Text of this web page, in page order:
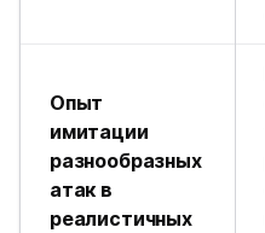
Опыт
имитации
разнообразных
атак в
реалистичных